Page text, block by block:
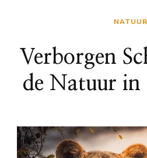
NATUUR
Verborgen
de Natuur in